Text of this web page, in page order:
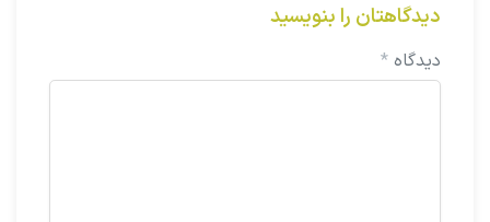
دیدگاهتان را بنویسید
دیدگاه *